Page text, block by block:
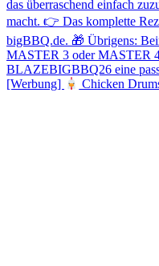
[Werbung] Chicken